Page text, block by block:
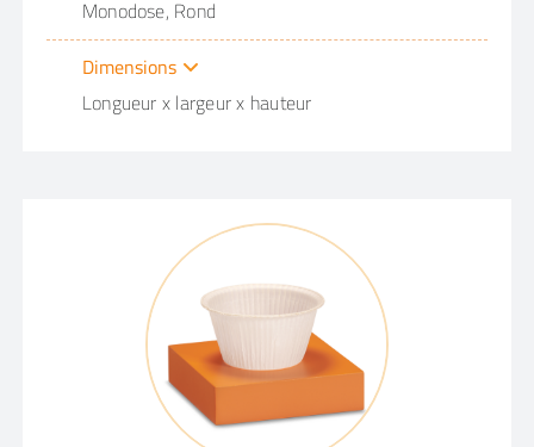
Monodose, Rond
Dimensions
Longueur x largeur x hauteur